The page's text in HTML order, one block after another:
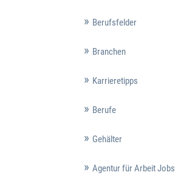
Berufsfelder
Branchen
Karrieretipps
Berufe
Gehälter
Agentur für Arbeit Jobs